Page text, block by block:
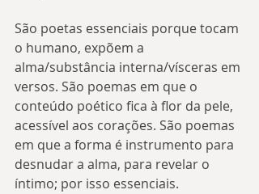
São poetas essenciais porque tocam
o humano, expõem a
alma/substância interna/vísceras em
versos. São poemas em que o
conteúdo poético fica à flor da pele,
acessível aos corações. São poemas
em que a forma é instrumento para
desnudar a alma, para revelar o
íntimo; por isso essenciais.